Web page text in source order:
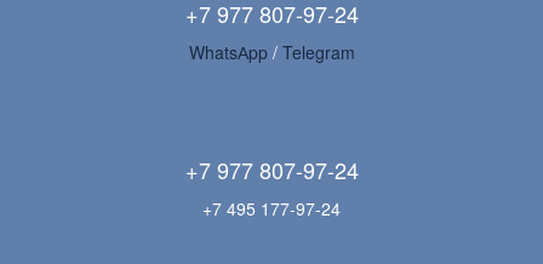
+7 977 807-97-24
WhatsАpp / Telegram
+7 977 807-97-24
+7 495 177-97-24